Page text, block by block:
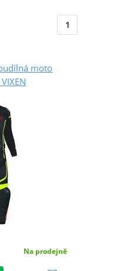
1
moto
Na prodejně